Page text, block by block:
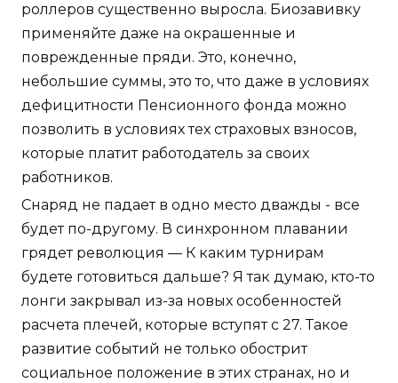
роллеров существенно выросла. Биозавивку
применяйте даже на окрашенные и
поврежденные пряди. Это, конечно,
небольшие суммы, это то, что даже в условиях
дефицитности Пенсионного фонда можно
позволить в условиях тех страховых взносов,
которые платит работодатель за своих
работников.
Снаряд не падает в одно место дважды - все
будет по-другому. В синхронном плавании
грядет революция — К каким турнирам
будете готовиться дальше? Я так думаю, кто-то
лонги закрывал из-за новых особенностей
расчета плечей, которые вступят с 27. Такое
развитие событий не только обострит
социальное положение в этих странах, но и